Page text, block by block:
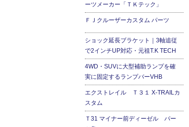
ーツメーカー「ＴＫテック」
ＦＪクルーザーカスタム パーツ
ショック延長ブラケット｜3軸追従
で2インチUP対応・元祖T.K TECH
4WD・SUVに大型補助ランプを確
実に固定するランプバーVHB
エクストレイル Ｔ３１ X-TRAILカ
スタム
Ｔ31 マイナー前ディーゼル パー